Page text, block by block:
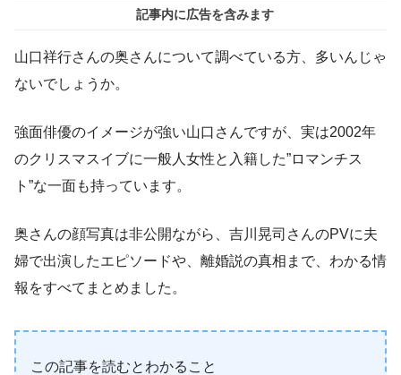
記事内に広告を含みます
山口祥行さんの奥さんについて調べている方、多いんじゃ
ないでしょうか。
強面俳優のイメージが強い山口さんですが、実は2002年
のクリスマスイブに一般人女性と入籍した”ロマンチス
ト”な一面も持っています。
奥さんの顔写真は非公開ながら、吉川晃司さんのPVに夫
婦で出演したエピソードや、離婚説の真相まで、わかる情
報をすべてまとめました。
この記事を読むとわかること